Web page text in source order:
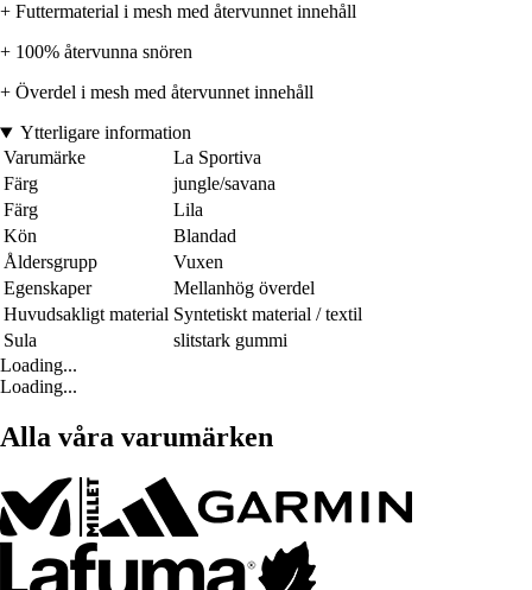
+ Futtermaterial i mesh med återvunnet innehåll
+ 100% återvunna snören
+ Överdel i mesh med återvunnet innehåll
Ytterligare information
Varumärke
La Sportiva
Färg
jungle/savana
Färg
Lila
Kön
Blandad
Åldersgrupp
Vuxen
Egenskaper
Mellanhög överdel
Huvudsakligt material Syntetiskt material / textil
Sula
slitstark gummi
Loading...
Loading...
Alla våra varumärken